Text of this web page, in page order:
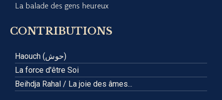
La balade des gens heureux
CONTRIBUTIONS
Haouch (حوش)
La force d'être Soi
Beihdja Rahal / La joie des âmes...